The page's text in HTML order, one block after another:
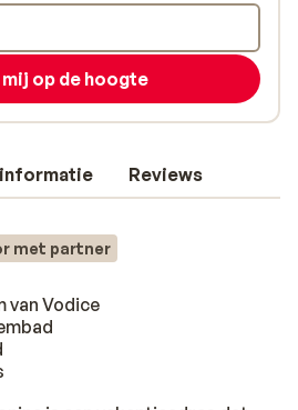
Reviews
met partner
van Vodice
mij op de hoogte